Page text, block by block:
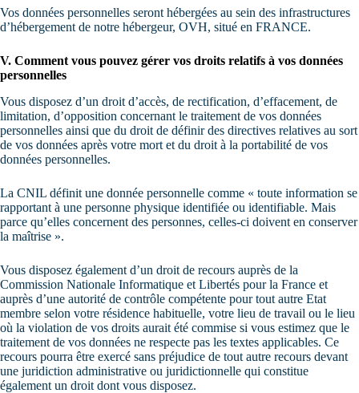
Vos données personnelles seront hébergées au sein des infrastructures
d’hébergement de notre hébergeur, OVH, situé en FRANCE.
V. Comment vous pouvez gérer vos droits relatifs à vos données
personnelles
Vous disposez d’un droit d’accès, de rectification, d’effacement, de
limitation, d’opposition concernant le traitement de vos données
personnelles ainsi que du droit de définir des directives relatives au sort
de vos données après votre mort et du droit à la portabilité de vos
données personnelles.
La CNIL définit une donnée personnelle comme « toute information se
rapportant à une personne physique identifiée ou identifiable. Mais
parce qu’elles concernent des personnes, celles-ci doivent en conserver
la maîtrise ».
Vous disposez également d’un droit de recours auprès de la
Commission Nationale Informatique et Libertés pour la France et
auprès d’une autorité de contrôle compétente pour tout autre Etat
membre selon votre résidence habituelle, votre lieu de travail ou le lieu
où la violation de vos droits aurait été commise si vous estimez que le
traitement de vos données ne respecte pas les textes applicables. Ce
recours pourra être exercé sans préjudice de tout autre recours devant
une juridiction administrative ou juridictionnelle qui constitue
également un droit dont vous disposez.